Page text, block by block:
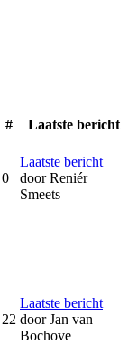
#
Laatste bericht
0
Laatste bericht
doorReniér
Smeets
22
Laatste bericht
doorJan van
Bochove